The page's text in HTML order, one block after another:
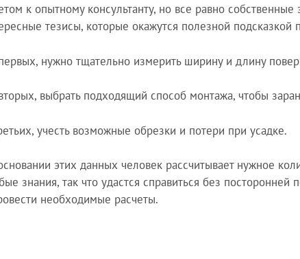
к опытному консультанту, но все равно
тезисы, которые окажутся полезной подсказкой
нужно тщательно измерить ширину и длину
выбрать подходящий способ монтажа, чтобы
учесть возможные обрезки и потери при усадке.
этих данных человек рассчитывает нужное
знания, так что удастся справиться без
необходимые расчеты.